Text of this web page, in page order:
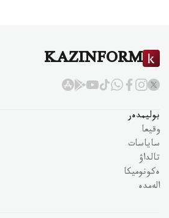
KAZINFORM
بوليمدەر
وقيعا
ساياسات
تالداۋ
ەكونوميكا
الەمدە